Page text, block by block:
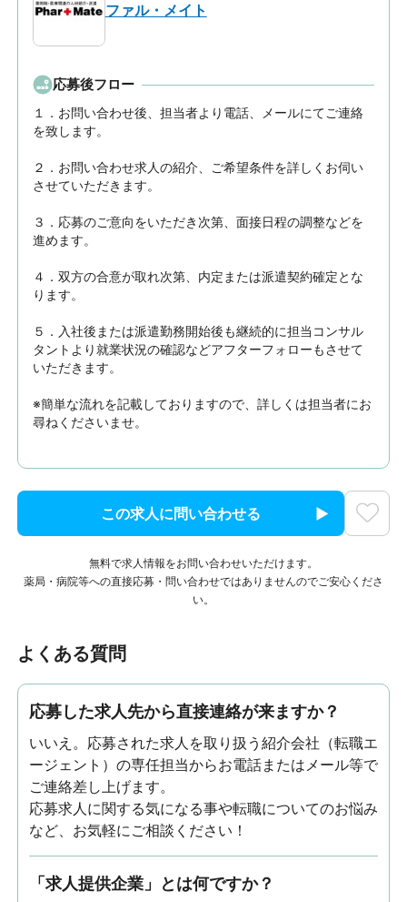
ファル・メイト
応募後フロー
１．お問い合わせ後、担当者より電話、メールにてご連絡
を致します。
２．お問い合わせ求人の紹介、ご希望条件を詳しくお伺い
させていただきます。
３．応募のご意向をいただき次第、面接日程の調整などを
進めます。
４．双方の合意が取れ次第、内定または派遣契約確定とな
ります。
５．入社後または派遣勤務開始後も継続的に担当コンサル
タントより就業状況の確認などアフターフォローもさせて
いただきます。
※簡単な流れを記載しておりますので、詳しくは担当者にお
尋ねくださいませ。
この求人に問い合わせる
無料で求人情報をお問い合わせいただけます。
薬局・病院等への直接応募・問い合わせではありませんのでご安心くださ
い。
よくある質問
応募した求人先から直接連絡が来ますか？
いいえ。応募された求人を取り扱う紹介会社（転職エ
ージェント）の専任担当からお電話またはメール等で
ご連絡差し上げます。
応募求人に関する気になる事や転職についてのお悩み
など、お気軽にご相談ください！
「求人提供企業」とは何ですか？